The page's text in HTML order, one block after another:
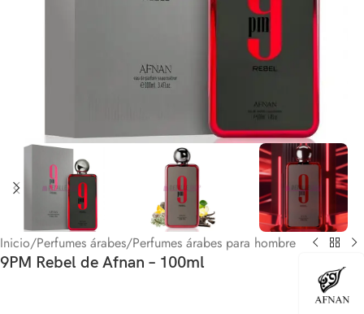
Inicio/Perfumes árabes/Perfumes árabes para hombre
9PM Rebel de Afnan – 100ml